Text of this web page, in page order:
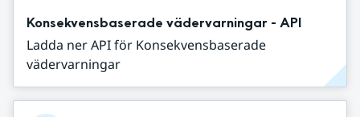
Konsekvensbaserade vädervarningar - API
Ladda ner API för Konsekvensbaserade
vädervarningar